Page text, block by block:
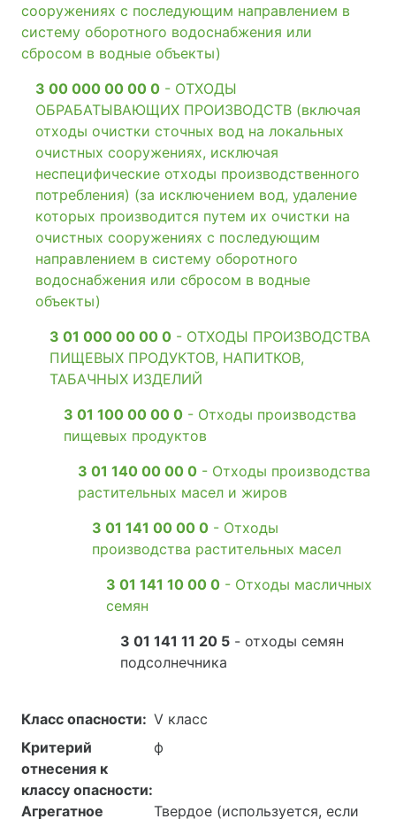
сооружениях с последующим направлением в
систему оборотного водоснабжения или
сбросом в водные объекты)
3 00 000 00 00 0 - ОТХОДЫ
ОБРАБАТЫВАЮЩИХ ПРОИЗВОДСТВ (включая
отходы очистки сточных вод на локальных
очистных сооружениях, исключая
неспецифические отходы производственного
потребления) (за исключением вод, удаление
которых производится путем их очистки на
очистных сооружениях с последующим
направлением в систему оборотного
водоснабжения или сбросом в водные
объекты)
3 01 000 00 00 0 - ОТХОДЫ ПРОИЗВОДСТВА
ПИЩЕВЫХ ПРОДУКТОВ, НАПИТКОВ,
ТАБАЧНЫХ ИЗДЕЛИЙ
3 01 100 00 00 0 - Отходы производства
пищевых продуктов
3 01 140 00 00 0 - Отходы производства
растительных масел и жиров
3 01 141 00 00 0 - Отходы
производства растительных масел
3 01 141 10 00 0 - Отходы масличных
семян
3 01 141 11 20 5 - отходы семян
подсолнечника
Класс опасности: V класс
Критерий
отнесения к
классу опасности:
ф
Агрегатное
Твердое (используется, если